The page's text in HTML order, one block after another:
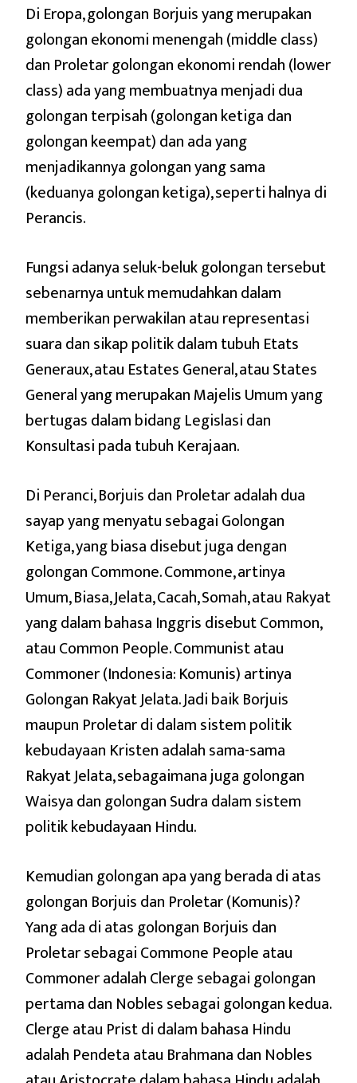
Di Eropa, golongan Borjuis yang merupakan
golongan ekonomi menengah (middle class)
dan Proletar golongan ekonomi rendah (lower
class) ada yang membuatnya menjadi dua
golongan terpisah (golongan ketiga dan
golongan keempat) dan ada yang
menjadikannya golongan yang sama
(keduanya golongan ketiga), seperti halnya di
Perancis.
Fungsi adanya seluk-beluk golongan tersebut
sebenarnya untuk memudahkan dalam
memberikan perwakilan atau representasi
suara dan sikap politik dalam tubuh Etats
Generaux, atau Estates General, atau States
General yang merupakan Majelis Umum yang
bertugas dalam bidang Legislasi dan
Konsultasi pada tubuh Kerajaan.
Di Peranci, Borjuis dan Proletar adalah dua
sayap yang menyatu sebagai Golongan
Ketiga, yang biasa disebut juga dengan
golongan Commone. Commone, artinya
Umum, Biasa, Jelata, Cacah, Somah, atau Rakyat
yang dalam bahasa Inggris disebut Common,
atau Common People. Communist atau
Commoner (Indonesia: Komunis) artinya
Golongan Rakyat Jelata. Jadi baik Borjuis
maupun Proletar di dalam sistem politik
kebudayaan Kristen adalah sama-sama
Rakyat Jelata, sebagaimana juga golongan
Waisya dan golongan Sudra dalam sistem
politik kebudayaan Hindu.
Kemudian golongan apa yang berada di atas
golongan Borjuis dan Proletar (Komunis)?
Yang ada di atas golongan Borjuis dan
Proletar sebagai Commone People atau
Commoner adalah Clerge sebagai golongan
pertama dan Nobles sebagai golongan kedua.
Clerge atau Prist di dalam bahasa Hindu
adalah Pendeta atau Brahmana dan Nobles